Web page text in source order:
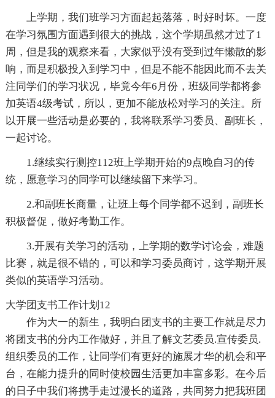
上学期，我们班学习方面起起落落，时好时坏。一度
在学习氛围方面遇到很大的挑战，这个学期虽然才过了1
周，但是我的观察来看，大家似乎没有受到过年懒散的影
响，而是积极投入到学习中，但是不能不能因此而不去关
注同学们的学习状况，毕竟今年6月份，班级同学都将参
加英语4级考试，所以，更加不能放松对学习的关注。所
以开展一些活动是必要的，我将联系学习委员、副班长，
一起讨论。
1.继续实行测控112班上学期开始的9点晚自习的传
统，愿意学习的同学可以继续留下来学习。
2.和副班长商量，让班上每个同学都不迟到，副班长
积极督促，做好考勤工作。
3.开展有关学习的活动，上学期的数学讨论会，难题
比赛，就是很不错的，可以和学习委员商讨，这学期开展
类似的英语学习活动。
大学团支书工作计划12
作为大一的新生，我明白团支书的主要工作就是尽力
将团支书的分内工作做好，并且了解文艺委员.宣传委员.
组织委员的工作，让同学们有更好的施展才华的机会和平
台，在能力提升的同时使校园生活更加丰富多彩。在今后
的日子中我们将携手走过漫长的道路，共同努力把我班团